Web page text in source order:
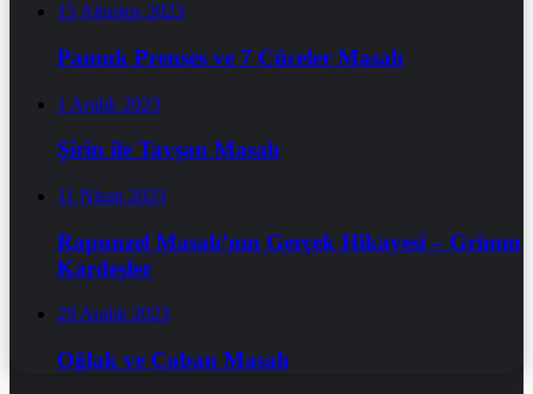
15 Ağustos 2023
Pamuk Prenses ve 7 Cüceler Masalı
1 Aralık 2023
Şirin ile Tavşan Masalı
11 Nisan 2023
Rapunzel Masalı’nın Gerçek Hikayesi – Grimm
Kardeşler
29 Aralık 2023
Oğlak ve Çoban Masalı